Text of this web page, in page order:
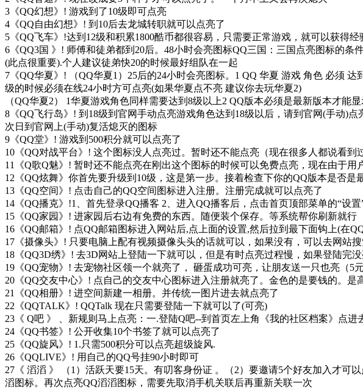
3《QQ幻想》! 游戏到了10级即可点亮
4《QQ自由幻想》! 到10后去龙城转职就可以点亮了
5《QQ飞车》!达到12级和积累1800酷币都很容易，只需要正常游戏，就可以获得经
6《QQ3国 》! 师傅和徒弟都到20后。48小时会亮图标QQ三国：三国点亮图标的
(此点很重要).个人建议徒弟快20的时候最好组队在一起
7《QQ华夏》! （QQ华夏1）25后的24小时会亮图标。1 QQ 华夏 游戏 角色 必须
级的时候必须在线24小时方可点亮(如果华夏点不亮 建议你去玩华夏2)
（QQ华夏2） 1华夏游戏角色同样需要达到8级以上2 QQ版本必须是最新版本才能
8《QQ飞行岛》! 到18级到官网手动点亮游戏角色达到18级以后，请到官网(手动)
次日到官网上(手动)复活熄灭的图标
9《QQ堂》! 游戏到500积分就可以点亮了
10《QQ对战平台》! 这个图标没人点亮过。暂时还不能点亮（现在很多人都说看到
11《Q歌Q魅》! 暂时还不能点亮在刚出这个图标的时候可以免费点亮，现在由于用
12《QQ炫舞》你首先要升级到10级，这是第一步。接着检查下你的QQ版本是否是
13《QQ空间》! 点击自己的QQ空间图标进入注册。注册完成就可以点亮了
14《QQ播克》!1、首先登录QQ播客 2、进入QQ播客后，点击首页顶部菜单的“设
15《QQ家园》! 进家园后右边有免费的东西。随便装个保存。等系统帮你刷新就行
16《QQ邮箱》! 点QQ邮箱图标进入网站后,点上面的设置,然后拉到最下面钩上(在
17《摄像头》! 只要电脑上配有视频摄像头头的话就可以，如果没有，可以去网站
18《QQ3D绣》! 去3D网站上登陆一下就可以，但是有时点亮过程慢，如果登陆完
19《QQ宠物》! 去宠物社区领一个就亮了， 砸蛋成功可亮，让朋友送一只也亮（5元
20《QQ交友中心》! 点自己的交友中心图标进入注册就亮了。金色的是要钱的。是
21《QQ相册》! 进空间新建一相册。并传统一图片进去就点亮了
22《QQTALK》! QQTalk 现在只需要登陆一下就可以了(可亮)
23《 Q吧 》 、新规则马上点亮：一.登陆Q吧--到首页左上角《我的社区档案》点进
24《QQ书签》! 公开收集10个书签了就可以点亮了
25《QQ旋风》! 1.只需500积分可以点亮超级旋风.
26《QQLIVE》! 用自己的QQ号挂90小时即可
27《 滔滔 》 （1）活跃天要15天。有叨客身份证 。（2）要邀请5个好友加入才
滔图标。再次点亮QQ滔滔图标，需要先取消手机关联后再重新关联一次